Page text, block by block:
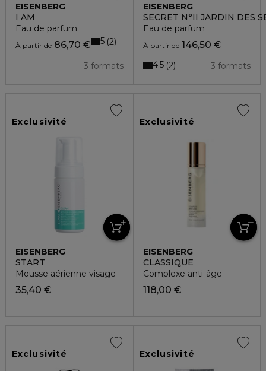
EISENBERG
I AM
Eau de parfum
À partir de 86,70 €
3 formats
5 2
EISENBERG
SECRET N°II JARDIN DES
Eau de parfum
À partir de146,50 €
3 formats
4.5 2
Exclusivité
EISENBERG
START
Mousse aérienne visage
35,40 €
Exclusivité
EISENBERG
CLASSIQUE
Complexe anti-âge
118,00 €
Exclusivité Exclusivité